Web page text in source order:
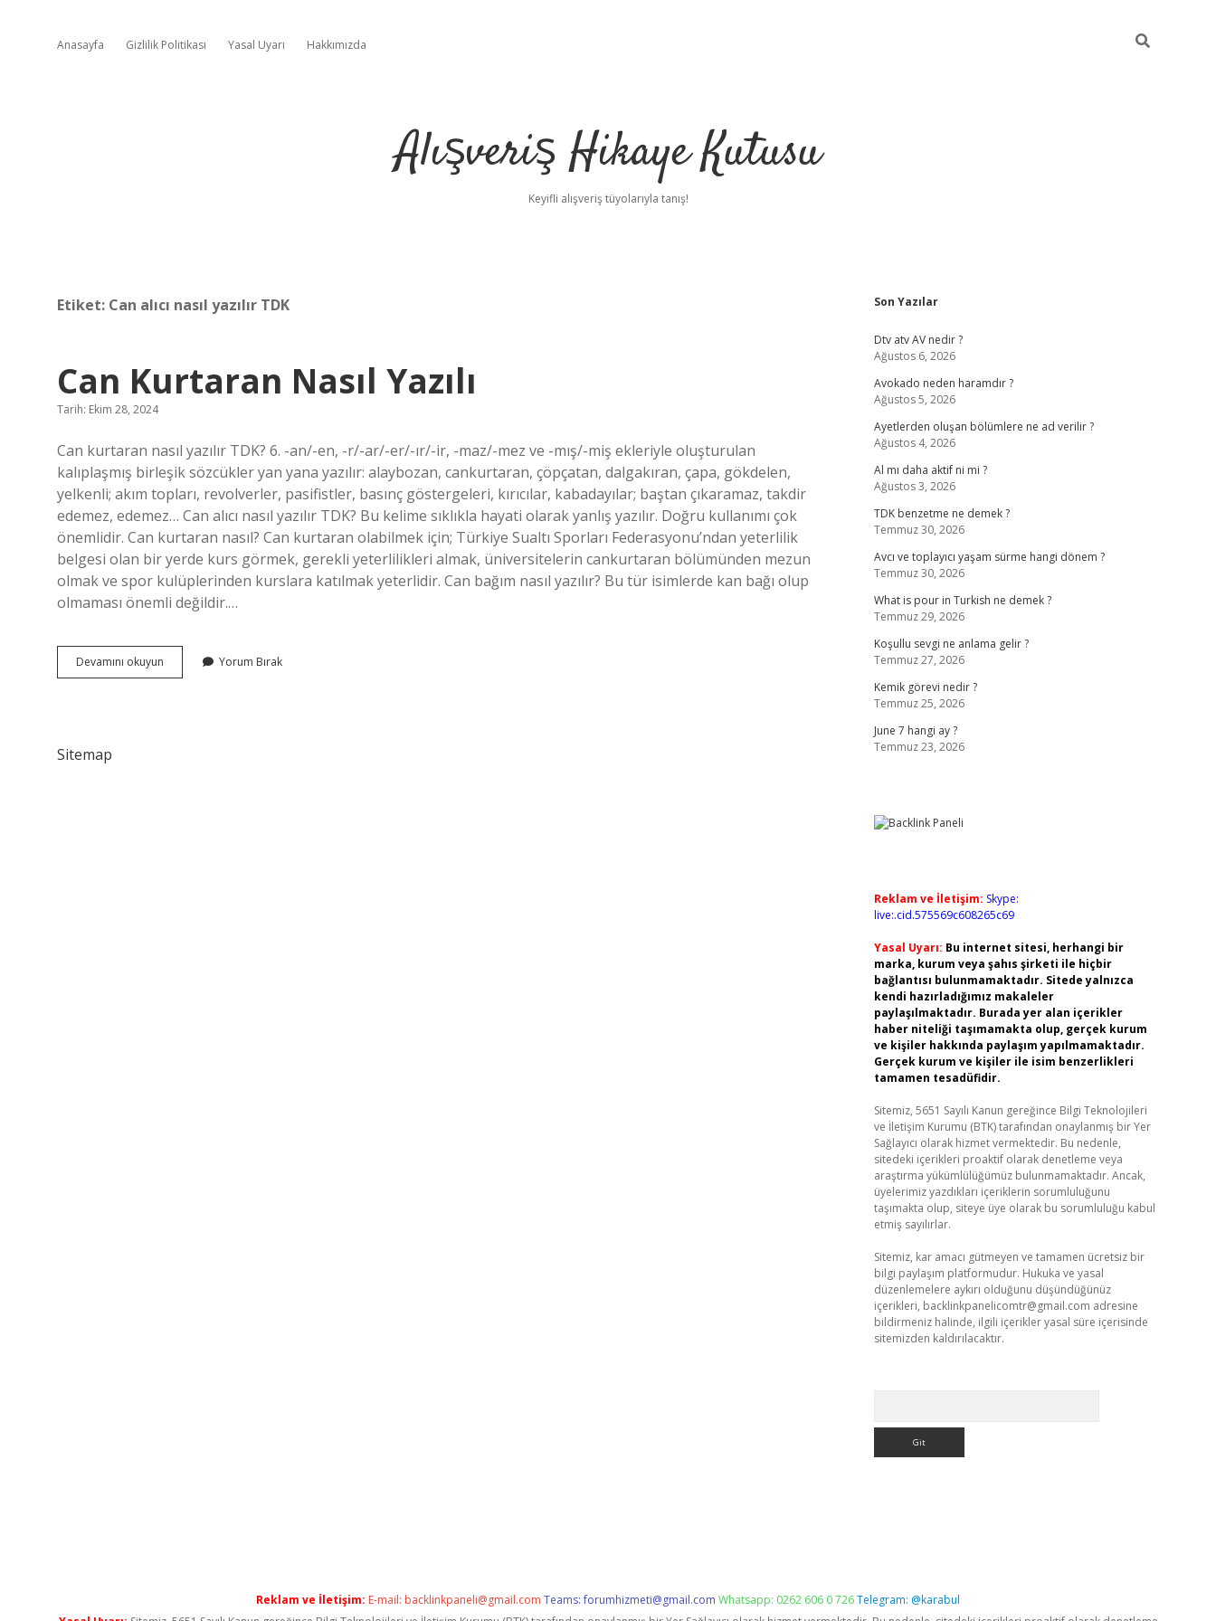
Anasayfa Gizlilik Politikası Yasal Uyarı Hakkımızda
Alışveriş Hikaye Kutusu
Keyifli alışveriş tüyolarıyla tanış!
Etiket: Can alıcı nasıl yazılır TDK
Can Kurtaran Nasıl Yazılı
Tarih: Ekim 28, 2024
Can kurtaran nasıl yazılır TDK? 6. -an/-en, -r/-ar/-er/-ır/-ir, -maz/-mez ve -mış/-miş ekleriyle oluşturulan
kalıplaşmış birleşik sözcükler yan yana yazılır: alaybozan, cankurtaran, çöpçatan, dalgakıran, çapa, gökdelen,
yelkenli; akım topları, revolverler, pasifistler, basınç göstergeleri, kırıcılar, kabadayılar; baştan çıkaramaz, takdir
edemez, edemez… Can alıcı nasıl yazılır TDK? Bu kelime sıklıkla hayati olarak yanlış yazılır. Doğru kullanımı çok
önemlidir. Can kurtaran nasıl? Can kurtaran olabilmek için; Türkiye Sualtı Sporları Federasyonu’ndan yeterlilik
belgesi olan bir yerde kurs görmek, gerekli yeterlilikleri almak, üniversitelerin cankurtaran bölümünden mezun
olmak ve spor kulüplerinden kurslara katılmak yeterlidir. Can bağım nasıl yazılır? Bu tür isimlerde kan bağı olup
olmaması önemli değildir.…
Devamını okuyun
Kurtaran
Yorum Bırak
Sitemap
Sidebar
Son Yazılar
Dtv atv AV nedir ?
Ağustos 6, 2026
Avokado neden haramdır ?
Ağustos 5, 2026
Ayetlerden oluşan bölümlere ne ad verilir ?
Ağustos 4, 2026
Al mı daha aktif ni mi ?
Ağustos 3, 2026
TDK benzetme ne demek ?
Temmuz 30, 2026
Avcı ve toplayıcı yaşam sürme hangi dönem ?
Temmuz 30, 2026
What is pour in Turkish ne demek ?
Temmuz 29, 2026
Koşullu sevgi ne anlama gelir ?
Temmuz 27, 2026
Kemik görevi nedir ?
Temmuz 25, 2026
June 7 hangi ay ?
Temmuz 23, 2026
Reklam ve İletişim: Skype:
live:.cid.575569c608265c69
Yasal Uyarı: Bu internet sitesi, herhangi bir
marka, kurum veya şahıs şirketi ile hiçbir
bağlantısı bulunmamaktadır. Sitede yalnızca
kendi hazırladığımız makaleler
paylaşılmaktadır. Burada yer alan içerikler
haber niteliği taşımamakta olup, gerçek kurum
ve kişiler hakkında paylaşım yapılmamaktadır.
Gerçek kurum ve kişiler ile isim benzerlikleri
tamamen tesadüfidir.
Sitemiz, 5651 Sayılı Kanun gereğince Bilgi Teknolojileri
ve İletişim Kurumu (BTK) tarafından onaylanmış bir Yer
Sağlayıcı olarak hizmet vermektedir. Bu nedenle,
sitedeki içerikleri proaktif olarak denetleme veya
araştırma yükümlülüğümüz bulunmamaktadır. Ancak,
üyelerimiz yazdıkları içeriklerin sorumluluğunu
taşımakta olup, siteye üye olarak bu sorumluluğu kabul
etmiş sayılırlar.
Sitemiz, kar amacı gütmeyen ve tamamen ücretsiz bir
bilgi paylaşım platformudur. Hukuka ve yasal
düzenlemelere aykırı olduğunu düşündüğünüz
içerikleri, backlinkpanelicomtr@gmail.com adresine
bildirmeniz halinde, ilgili içerikler yasal süre içerisinde
sitemizden kaldırılacaktır.
Reklam ve İletişim: E-mail: backlinkpaneli@gmail.com Teams:forumhizmeti@gmail.com Whatsapp: 0262 606 0 726Telegram: @karabul